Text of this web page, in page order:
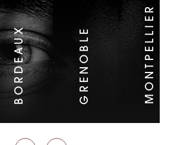
BORDEAUX GRENOBLE MONTPELLIER